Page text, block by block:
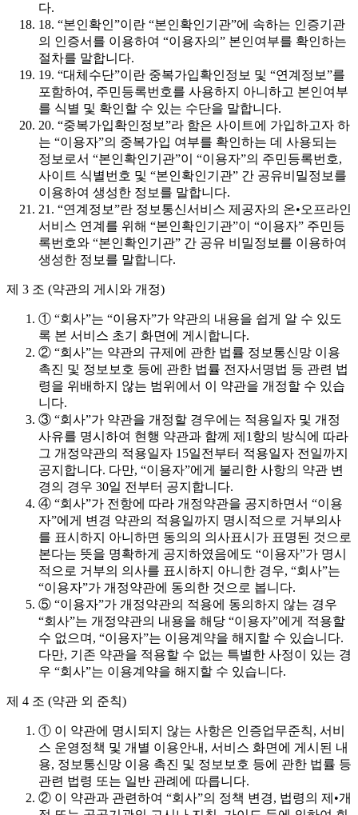
다.
18. “본인확인”이란 “본인확인기관”에 속하는 인증기관
의 인증서를 이용하여 “이용자의” 본인여부를 확인하는
절차를 말합니다.
19. “대체수단”이란 중복가입확인정보 및 “연계정보”를
포함하여, 주민등록번호를 사용하지 아니하고 본인여부
를 식별 및 확인할 수 있는 수단을 말합니다.
20. “중복가입확인정보”라 함은 사이트에 가입하고자 하
는 “이용자”의 중복가입 여부를 확인하는 데 사용되는
정보로서 “본인확인기관”이 “이용자”의 주민등록번호,
사이트 식별번호 및 “본인확인기관” 간 공유비밀정보를
이용하여 생성한 정보를 말합니다.
21. “연계정보”란 정보통신서비스 제공자의 온•오프라인
서비스 연계를 위해 “본인확인기관”이 “이용자” 주민등
록번호와 “본인확인기관” 간 공유 비밀정보를 이용하여
생성한 정보를 말합니다.
제 3 조 (약관의 게시와 개정)
① “회사”는 “이용자”가 약관의 내용을 쉽게 알 수 있도
록 본 서비스 초기 화면에 게시합니다.
② “회사”는 약관의 규제에 관한 법률 정보통신망 이용
촉진 및 정보보호 등에 관한 법률 전자서명법 등 관련 법
령을 위배하지 않는 범위에서 이 약관을 개정할 수 있습
니다.
③ “회사”가 약관을 개정할 경우에는 적용일자 및 개정
사유를 명시하여 현행 약관과 함께 제1항의 방식에 따라
그 개정약관의 적용일자 15일전부터 적용일자 전일까지
공지합니다. 다만, “이용자”에게 불리한 사항의 약관 변
경의 경우 30일 전부터 공지합니다.
④ “회사”가 전항에 따라 개정약관을 공지하면서 “이용
자”에게 변경 약관의 적용일까지 명시적으로 거부의사
를 표시하지 아니하면 동의의 의사표시가 표명된 것으로
본다는 뜻을 명확하게 공지하였음에도 “이용자”가 명시
적으로 거부의 의사를 표시하지 아니한 경우, “회사”는
“이용자”가 개정약관에 동의한 것으로 봅니다.
⑤ “이용자”가 개정약관의 적용에 동의하지 않는 경우
“회사”는 개정약관의 내용을 해당 “이용자”에게 적용할
수 없으며, “이용자”는 이용계약을 해지할 수 있습니다.
다만, 기존 약관을 적용할 수 없는 특별한 사정이 있는 경
우 “회사”는 이용계약을 해지할 수 있습니다.
제 4 조 (약관 외 준칙)
① 이 약관에 명시되지 않는 사항은 인증업무준칙, 서비
스 운영정책 및 개별 이용안내, 서비스 화면에 게시된 내
용, 정보통신망 이용 촉진 및 정보보호 등에 관한 법률 등
관련 법령 또는 일반 관례에 따릅니다.
② 이 약관과 관련하여 “회사”의 정책 변경, 법령의 제•개